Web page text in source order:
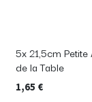
5x 21,5cm
de la Table
1,65 €